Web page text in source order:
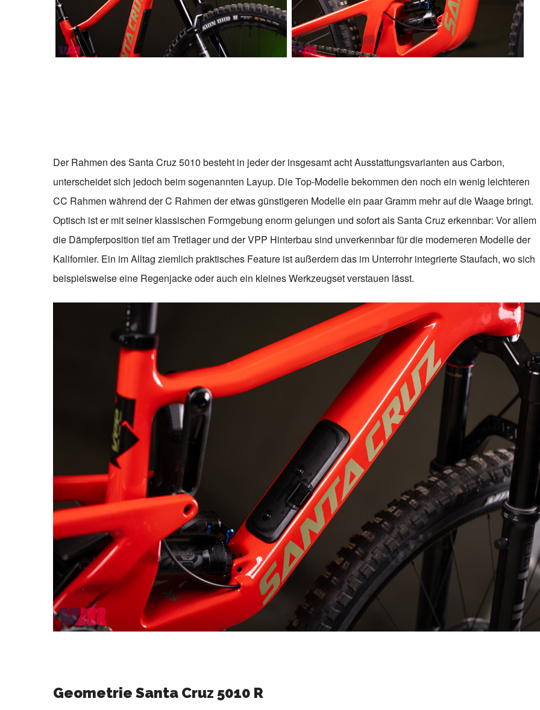
Der Rahmen des Santa Cruz 5010 besteht in jeder der insgesamt acht Ausstattungsvarianten aus Carbon,
unterscheidet sich jedoch beim sogenannten Layup. Die Top-Modelle bekommen den noch ein wenig leichteren
CC Rahmen während der C Rahmen der etwas günstigeren Modelle ein paar Gramm mehr auf die Waage bringt.
Optisch ist er mit seiner klassischen Formgebung enorm gelungen und sofort als Santa Cruz erkennbar: Vor allem
die Dämpferposition tief am Tretlager und der VPP Hinterbau sind unverkennbar für die moderneren Modelle der
Kalifornier. Ein im Alltag ziemlich praktisches Feature ist außerdem das im Unterrohr integrierte Staufach, wo sich
beispielsweise eine Regenjacke oder auch ein kleines Werkzeugset verstauen lässt.
Geometrie Santa Cruz 5010 R